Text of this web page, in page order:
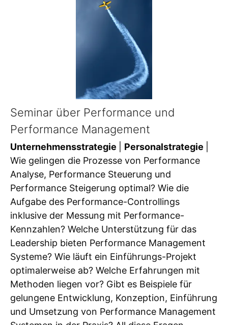
Seminar über Performance und
Performance Management
Unternehmensstrategie Personalstrategie
Wie gelingen die Prozesse von Performance
Analyse, Performance Steuerung und
Performance Steigerung optimal? Wie die
Aufgabe des Performance-Controllings
inklusive der Messung mit Performance-
Kennzahlen? Welche Unterstützung für das
Leadership bieten Performance Management
Systeme? Wie läuft ein Einführungs-Projekt
optimalerweise ab? Welche Erfahrungen mit
Methoden liegen vor? Gibt es Beispiele für
gelungene Entwicklung, Konzeption, Einführung
und Umsetzung von Performance Management